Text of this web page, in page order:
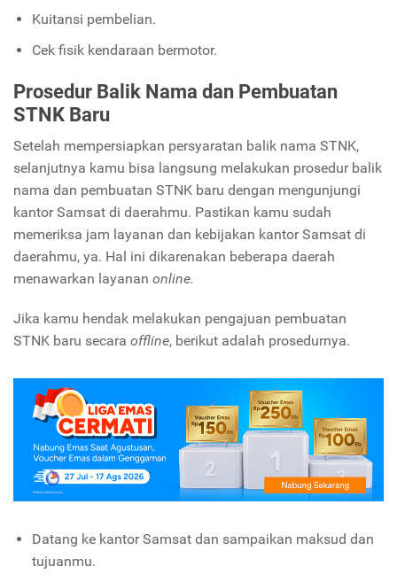
Kuitansi pembelian.
Cek fisik kendaraan bermotor.
Prosedur Balik Nama dan Pembuatan
STNK Baru
Setelah mempersiapkan persyaratan balik nama STNK,
selanjutnya kamu bisa langsung melakukan prosedur balik
nama dan pembuatan STNK baru dengan mengunjungi
kantor Samsat di daerahmu. Pastikan kamu sudah
memeriksa jam layanan dan kebijakan kantor Samsat di
daerahmu, ya. Hal ini dikarenakan beberapa daerah
menawarkan layanan online.
Jika kamu hendak melakukan pengajuan pembuatan
STNK baru secara offline, berikut adalah prosedurnya.
Datang ke kantor Samsat dan sampaikan maksud dan
tujuanmu.